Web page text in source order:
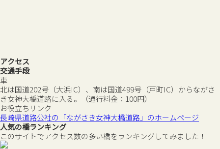
アクセス
交通手段
車
北は国道202号（大浜IC）、南は国道499号（戸町IC）からながさ
き女神大橋道路に入る。（通行料金：100円）
お役立ちリンク
長崎県道路公社の「ながさき女神大橋道路」のホームページ
人気の橋ランキング
このサイトでアクセス数の多い橋をランキングしてみました！